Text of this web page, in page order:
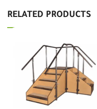
RELATED PRODUCTS